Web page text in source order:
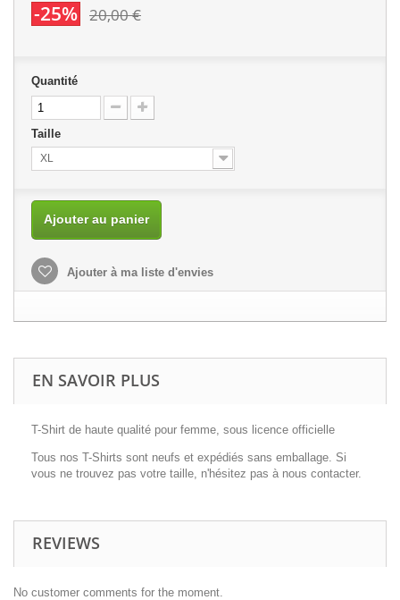
-25% 20,00 €
Quantité
Taille
XL
Ajouter au panier
Ajouter à ma liste d'envies
EN SAVOIR PLUS
T-Shirt de haute qualité pour femme, sous licence officielle
Tous nos T-Shirts sont neufs et expédiés sans emballage. Si
vous ne trouvez pas votre taille, n'hésitez pas à nous contacter.
REVIEWS
No customer comments for the moment.